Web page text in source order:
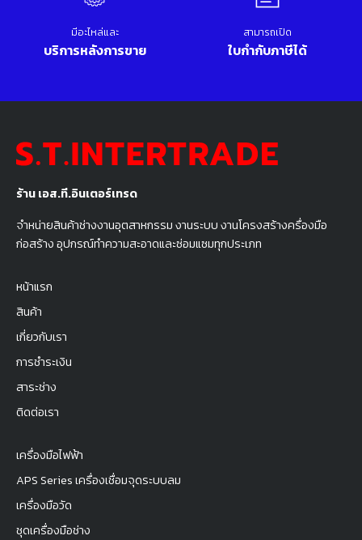
ร้าน เอส.ที.อินเตอร์เทรด
จำหน่ายสินค้าช่างงานอุตสาหกรรม งานระบบ งานโครงสร้างครื่องมือ
ก่อสร้าง อุปกรณ์ทำความสะอาดและซ่อมแซมทุกประเภท
หน้าแรก
สินค้า
เกี่ยวกับเรา
การชำระเงิน
สาระช่าง
ติดต่อเรา
เครื่องมือไฟฟ้า
APS Series เครื่องเชื่อมจุดระบบลม
เครื่องมือวัด
ชุดเครื่องมือช่าง
มีอะไหล่และ
บริการหลังการขาย
สามารถเปิด
ใบกำกับภาษีได้